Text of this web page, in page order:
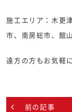
施工エリア：木更
市、南房総市、館
遠方の方もお気軽
前の記事